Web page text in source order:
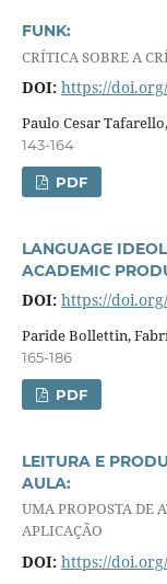
FUNK:
CRÍTICA SOBRE A
DOI: https://
Paulo Cesar
143-164
PDF
LANGUAGE
ACADEMIC
DOI: https://
Paride Bollettin,
165-186
PDF
LEITURA E
AULA:
UMA PROPOSTA DE
APLICAÇÃO
DOI: https://